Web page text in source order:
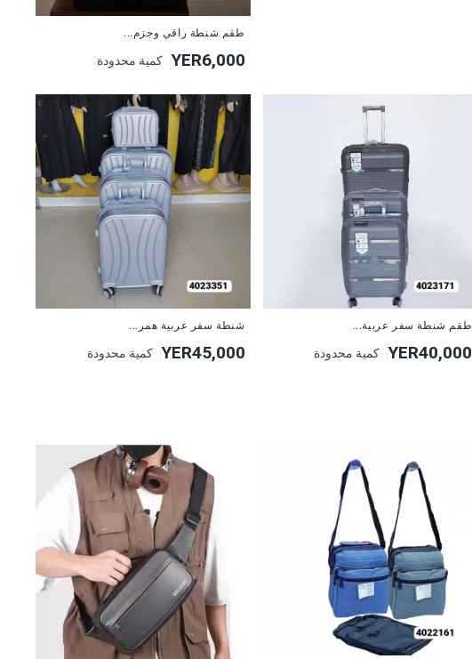
طقم شنطة راقي وجزم...
YER6,000 كمية محدودة
طقم شنطة سفر عربية...
YER40,000 كمية محدودة
شنطة سفر عربية همر...
YER45,000 كمية محدودة